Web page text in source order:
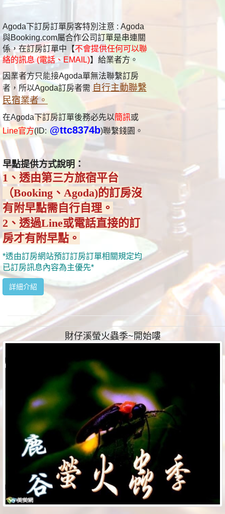
Agoda下訂房訂單房客特別注意 : Agoda
與Booking.com屬合作公司訂單是串連關
係，在訂房訂單中【不會提供任何可以聯
絡的訊息 (電話、EMAIL)】給業者方。
因業者方只能接Agoda單無法聯繫訂房
者，所以Agoda訂房者需 自行主動聯繫
民宿業者。
在Agoda下訂房訂單後務必先以簡訊或
Line官方(ID: @ttc8374b)聯繫錢園。
早點提供方式說明：
1、透由第三方旅宿平台
（Booking、Agoda)的訂房沒
有附早點需自行自理。
2、透過Line或電話直接的訂
房才有附早點。
*透由訂房網站預訂訂房訂單相關規定均
已訂房訊息內容為主優先*
詳細介紹
財仔溪螢火蟲季~開始嘍